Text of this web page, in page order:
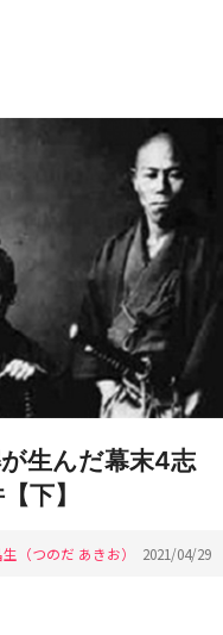
生んだ幕末4志
下】
（つのだ あきお） 2021/04/29